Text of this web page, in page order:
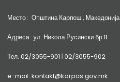
Место : Општина Карпош , Македонија
Адреса : ул. Никола Русински бр.11
Тел. 02/3055-901 | 02/3055-902
e-mail: kontakt@karpos.gov.mk